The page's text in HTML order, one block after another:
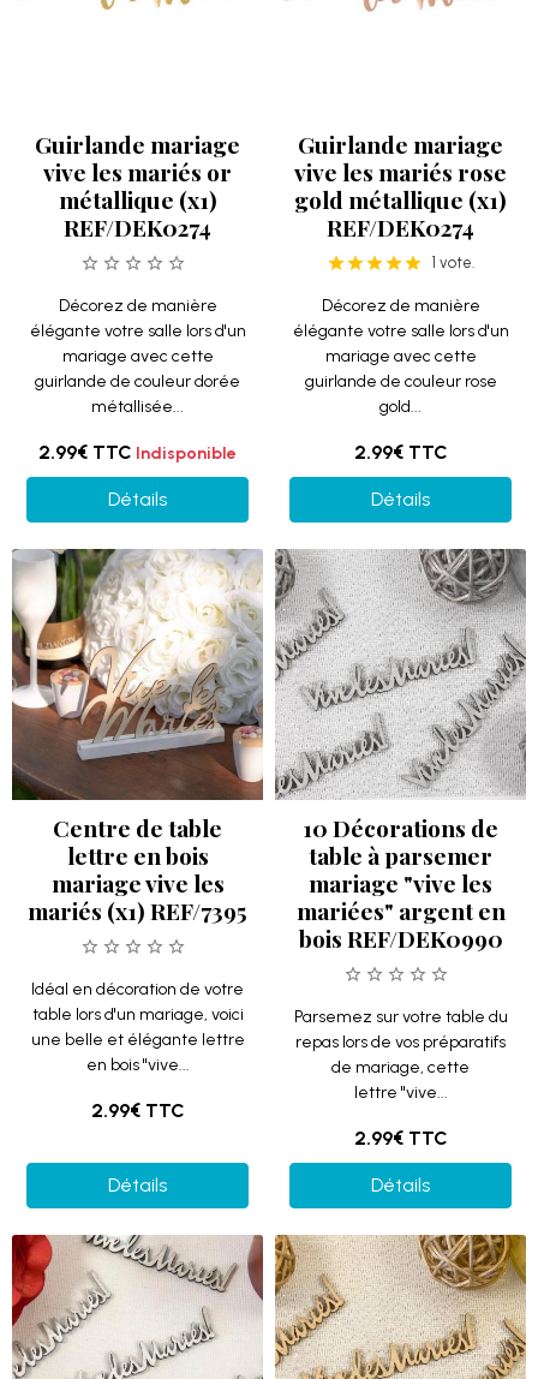
Guirlande mariage
vive les mariés or
métallique (x1)
REF/DEK0274
Décorez de manière
élégante votre salle lors d'un
mariage avec cette
guirlande de couleur dorée
métallisée...
2.99€ TTC Indisponible
Détails
Guirlande mariage
vive les mariés rose
gold métallique (x1)
REF/DEK0274
1 vote.
Décorez de manière
élégante votre salle lors d'un
mariage avec cette
guirlande de couleur rose
gold...
2.99€ TTC
Détails
Centre de table
lettre en bois
mariage vive les
mariés (x1) REF/7395
Idéal en décoration de votre
table lors d'un mariage, voici
une belle et élégante lettre
en bois "vive...
2.99€ TTC
Détails
10 Décorations de
table à parsemer
mariage "vive les
mariées" argent en
bois REF/DEK0990
Parsemez sur votre table du
repas lors de vos préparatifs
de mariage, cette
lettre "vive...
2.99€ TTC
Détails